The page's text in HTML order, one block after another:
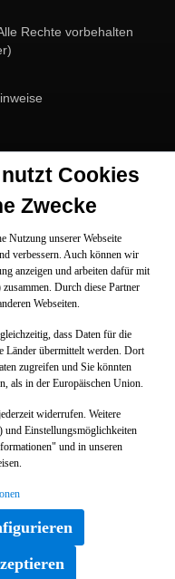
Rechte vorbehalten
Cookies
Zwecke
Nutzung unserer Webseite
verbessern. Auch können wir
anzeigen und arbeiten dafür mit
Durch diese Partner
Webseiten.
dass Daten für die
Länder übermittelt werden. Dort
zugreifen und Sie könnten
als in der Europäischen Union.
widerrufen. Weitere
und Einstellungsmöglichkeiten
und in unseren